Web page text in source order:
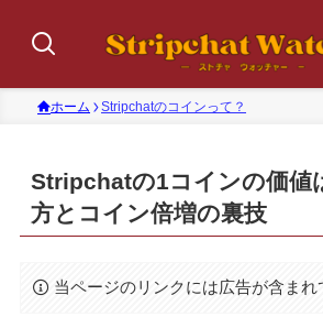
ホーム Stripchatのコインって？
Stripchatの1コインの価値
方とコイン倍増の裏技
当ページのリンクには広告が含まれ